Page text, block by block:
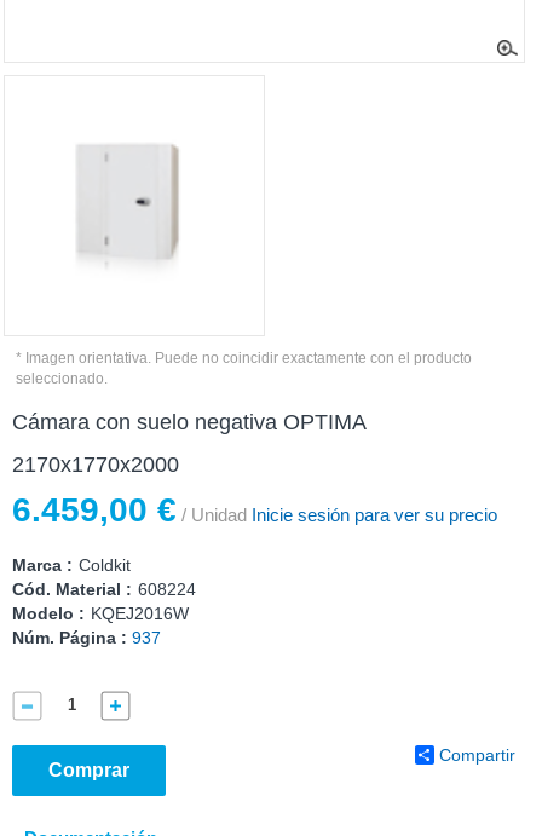
* Imagen orientativa. Puede no coincidir exactamente con el producto
seleccionado.
Cámara con suelo negativa OPTIMA
2170x1770x2000
6.459,00 € / Unidad Inicie sesión para ver su precio
Marca : Coldkit
Cód. Material : 608224
Modelo : KQEJ2016W
Núm. Página : 937
Comprar
Compartir